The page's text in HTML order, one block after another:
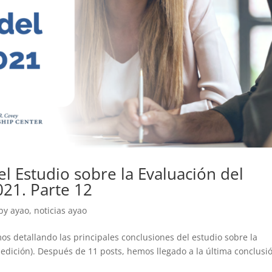
Estudio sobre la Evaluación del
Parte 12
ayao, noticias ayao
detallando las principales conclusiones del estudio sobre la
Después de 11 posts, hemos llegado a la última